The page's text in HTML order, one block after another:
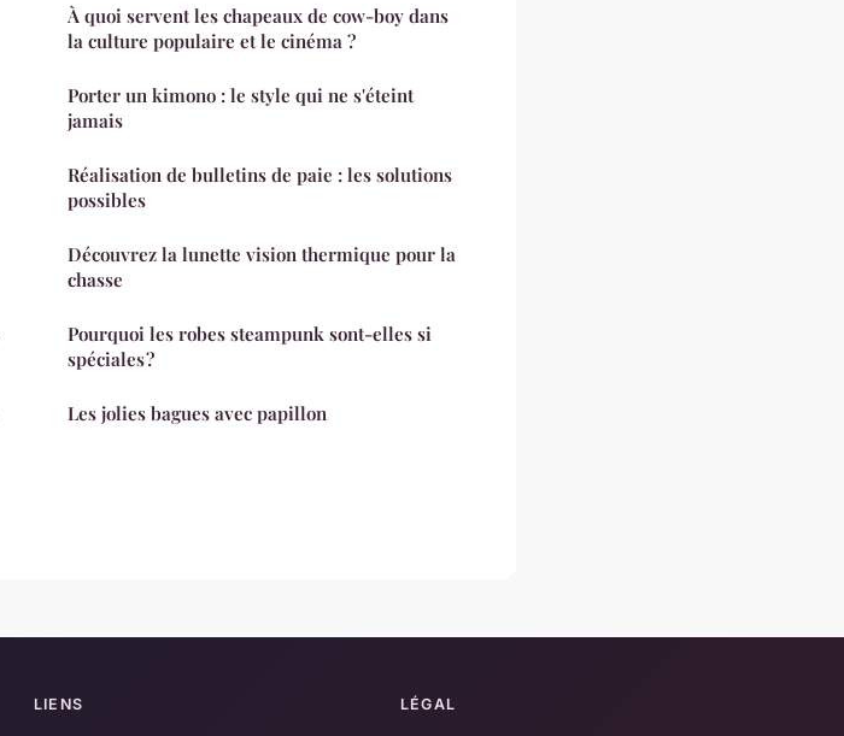
À quoi servent les chapeaux de cow-boy dans
la culture populaire et le cinéma ?
Porter un kimono : le style qui ne s'éteint
jamais
Réalisation de bulletins de paie : les solutions
possibles
Découvrez la lunette vision thermique pour la
chasse
Pourquoi les robes steampunk sont-elles si
spéciales ?
Les jolies bagues avec papillon
LIENS LÉGAL